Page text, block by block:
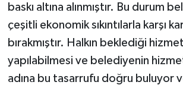
baskı altına alınmıştır. Bu durum
çeşitli ekonomik sıkıntılarla karşı
bırakmıştır. Halkın beklediği
yapılabilmesi ve belediyenin
adına bu tasarrufu doğru buluyor